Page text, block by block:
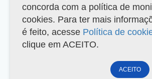
concorda com a política de
cookies. Para ter mais
é feito, acesse Política de
clique em ACEITO.
ACEITO